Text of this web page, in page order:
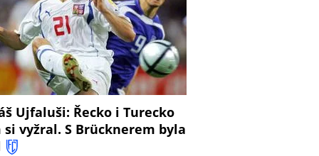
Ujfaluši: Řecko i Turecko
si vyžral. S Brücknerem byla